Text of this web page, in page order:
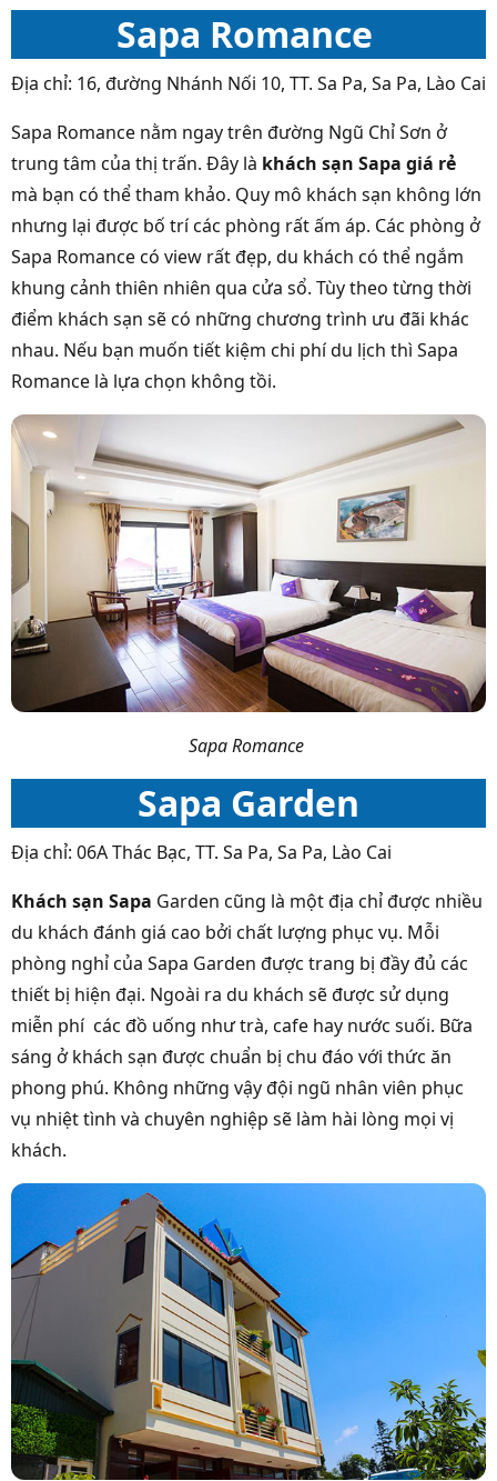
Sapa Romance
Địa chỉ: 16, đường Nhánh Nối 10, TT. Sa Pa, Sa Pa, Lào Cai
Sapa Romance nằm ngay trên đường Ngũ Chỉ Sơn ở
trung tâm của thị trấn. Đây là khách sạn Sapa giá rẻ
mà bạn có thể tham khảo. Quy mô khách sạn không lớn
nhưng lại được bố trí các phòng rất ấm áp. Các phòng ở
Sapa Romance có view rất đẹp, du khách có thể ngắm
khung cảnh thiên nhiên qua cửa sổ. Tùy theo từng thời
điểm khách sạn sẽ có những chương trình ưu đãi khác
nhau. Nếu bạn muốn tiết kiệm chi phí du lịch thì Sapa
Romance là lựa chọn không tồi.
Sapa Romance
Sapa Garden
Địa chỉ: 06A Thác Bạc, TT. Sa Pa, Sa Pa, Lào Cai
Khách sạn Sapa Garden cũng là một địa chỉ được nhiều
du khách đánh giá cao bởi chất lượng phục vụ. Mỗi
phòng nghỉ của Sapa Garden được trang bị đầy đủ các
thiết bị hiện đại. Ngoài ra du khách sẽ được sử dụng
miễn phí các đồ uống như trà, cafe hay nước suối. Bữa
sáng ở khách sạn được chuẩn bị chu đáo với thức ăn
phong phú. Không những vậy đội ngũ nhân viên phục
vụ nhiệt tình và chuyên nghiệp sẽ làm hài lòng mọi vị
khách.